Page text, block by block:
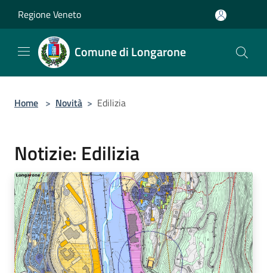
Regione Veneto
Comune di Longarone
Home > Novità > Edilizia
Notizie: Edilizia